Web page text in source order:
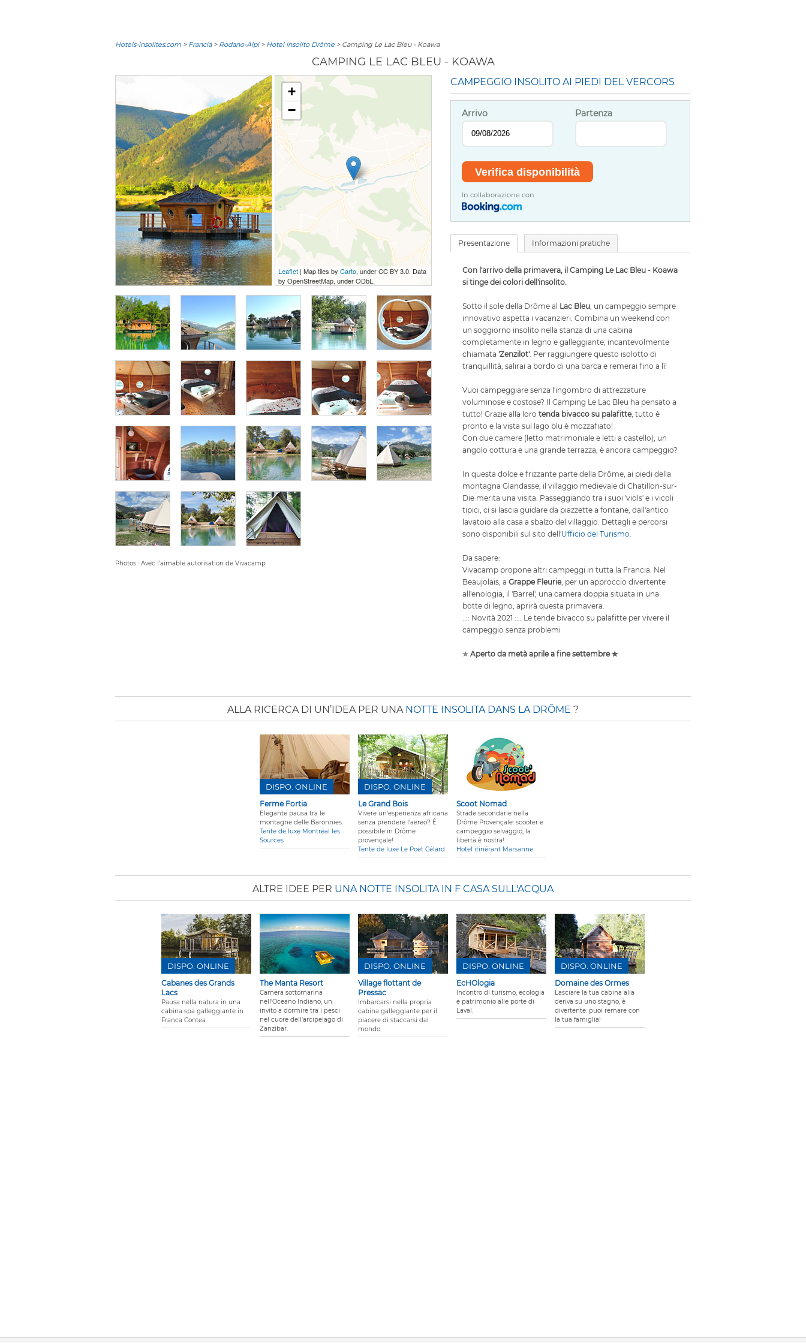
Hotels-insolites.com > Francia> Rodano-Alpi> Hotel insolito Drôme > Camping Le Lac Bleu - Koawa
CAMPING LE LAC BLEU - KOAWA
+
−
Leaflet | Map tiles by Carto, under CC BY 3.0. Data
by OpenStreetMap, under ODbL.
Photos : Avec l'aimable autorisation de Vivacamp
CAMPEGGIO INSOLITO AI PIEDI DEL VERCORS
Arrivo Partenza
In collaborazione con
Presentazione Informazioni pratiche
Con l'arrivo della primavera, il Camping Le Lac Bleu - Koawa
si tinge dei colori dell'insolito.
Sotto il sole della Drôme al Lac Bleu, un campeggio sempre
innovativo aspetta i vacanzieri. Combina un weekend con
un soggiorno insolito nella stanza di una cabina
completamente in legno e galleggiante, incantevolmente
chiamata 'Zenzilot'. Per raggiungere questo isolotto di
tranquillità, salirai a bordo di una barca e remerai fino a lì!
Vuoi campeggiare senza l'ingombro di attrezzature
voluminose e costose? Il Camping Le Lac Bleu ha pensato a
tutto! Grazie alla loro tenda bivacco su palafitte, tutto è
pronto e la vista sul lago blu è mozzafiato!
Con due camere (letto matrimoniale e letti a castello), un
angolo cottura e una grande terrazza, è ancora campeggio?
In questa dolce e frizzante parte della Drôme, ai piedi della
montagna Glandasse, il villaggio medievale di Chatillon-sur-
Die merita una visita. Passeggiando tra i suoi 'viols' e i vicoli
tipici, ci si lascia guidare da piazzette a fontane, dall'antico
lavatoio alla casa a sbalzo del villaggio. Dettagli e percorsi
sono disponibili sul sito dell'Ufficio del Turismo.
Da sapere:
Vivacamp propone altri campeggi in tutta la Francia. Nel
Beaujolais, a Grappe Fleurie, per un approccio divertente
all'enologia, il 'Barrel', una camera doppia situata in una
botte di legno, aprirà questa primavera.
..:: Novità 2021 ::.. Le tende bivacco su palafitte per vivere il
campeggio senza problemi
✯ Aperto da metà aprile a fine settembre ✯
ALLA RICERCA DI UN’IDEA PER UNA NOTTE INSOLITA DANS LA DRÔME ?
Ferme Fortia
Elegante pausa tra le
montagne delle Baronnies.
Tente de luxe Montréal les
Sources
DISPO. ONLINE
Le Grand Bois
Vivere un'esperienza africana
senza prendere l'aereo? È
possibile in Drôme
provençale!
Tente de luxe Le Poët Célard
DISPO. ONLINE
Scoot Nomad
Strade secondarie nella
Drôme Provençale: scooter e
campeggio selvaggio, la
libertà è nostra!
Hotel itinérant Marsanne
ALTRE IDEE PER UNA NOTTE INSOLITA IN F CASA SULL'ACQUA
Cabanes des Grands
Lacs
Pausa nella natura in una
cabina spa galleggiante in
Franca Contea.
DISPO. ONLINE
The Manta Resort
Camera sottomarina
nell'Oceano Indiano, un
invito a dormire tra i pesci
nel cuore dell'arcipelago di
Zanzibar.
Village flottant de
Pressac
Imbarcarsi nella propria
cabina galleggiante per il
piacere di staccarsi dal
mondo.
DISPO. ONLINE
EcHOlogia
Incontro di turismo, ecologia
e patrimonio alle porte di
Laval.
DISPO. ONLINE
Domaine des Ormes
Lasciare la tua cabina alla
deriva su uno stagno, è
divertente: puoi remare con
la tua famiglia!
DISPO. ONLINE